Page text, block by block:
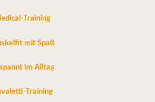
Training
mit Spaß
im Alltag
Training